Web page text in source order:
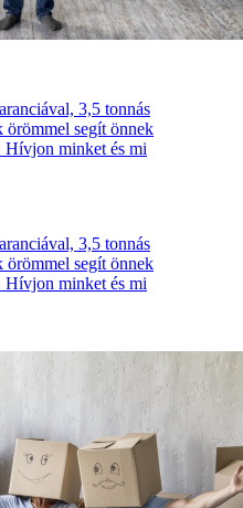
3,5 tonnás
örömmel segít önnek
Hívjon minket és mi
3,5 tonnás
örömmel segít önnek
Hívjon minket és mi